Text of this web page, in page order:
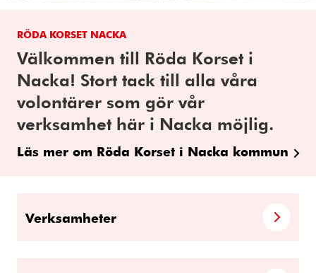
RÖDA KORSET NACKA
Välkommen till Röda Korset i
Nacka! Stort tack till alla våra
volontärer som gör vår
verksamhet här i Nacka möjlig.
Läs mer om Röda Korset i Nacka kommun
Verksamheter